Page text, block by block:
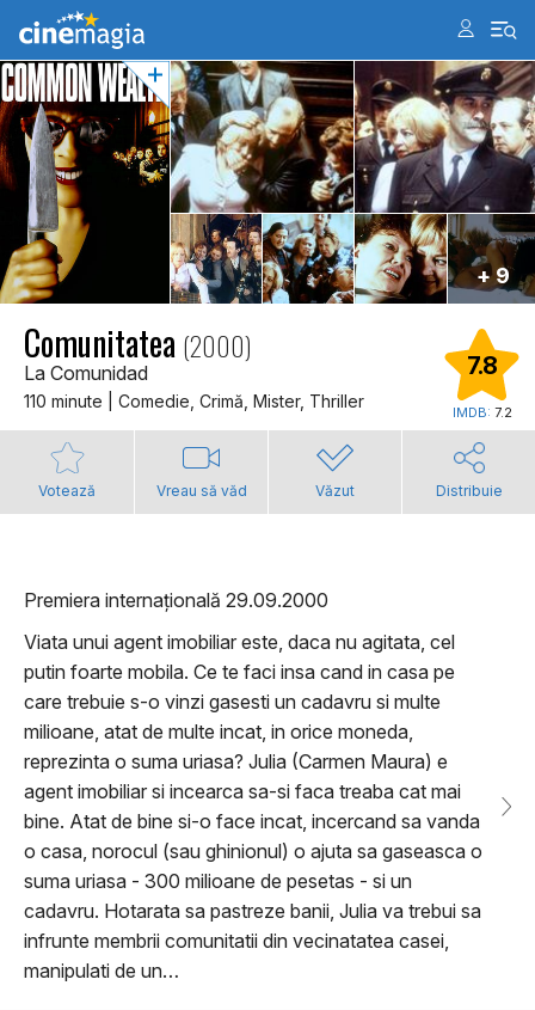
+ 9
Comunitatea (2000)
La Comunidad
110 minute | Comedie, Crimă, Mister, Thriller
7.8
IMDB: 7.2
Votează Vreau să văd Văzut Distribuie
Premiera internațională 29.09.2000
Viata unui agent imobiliar este, daca nu agitata, cel
putin foarte mobila. Ce te faci insa cand in casa pe
care trebuie s-o vinzi gasesti un cadavru si multe
milioane, atat de multe incat, in orice moneda,
reprezinta o suma uriasa? Julia (Carmen Maura) e
agent imobiliar si incearca sa-si faca treaba cat mai
bine. Atat de bine si-o face incat, incercand sa vanda
o casa, norocul (sau ghinionul) o ajuta sa gaseasca o
suma uriasa - 300 milioane de pesetas - si un
cadavru. Hotarata sa pastreze banii, Julia va trebui sa
infrunte membrii comunitatii din vecinatatea casei,
manipulati de un…